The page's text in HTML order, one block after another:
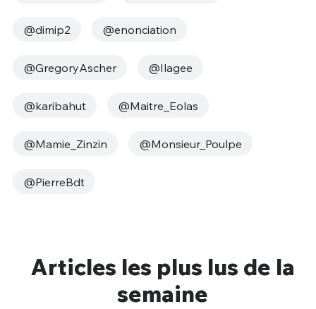
@dimip2 @enonciation
@GregoryAscher @Ilagee
@karibahut @Maitre_Eolas
@Mamie_Zinzin @Monsieur_Poulpe
@PierreBdt
Articles les plus lus de la
semaine